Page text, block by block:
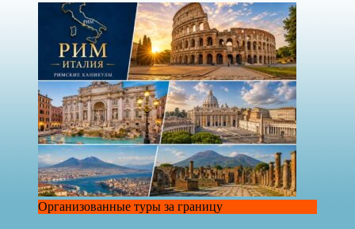
Организованные туры за границу